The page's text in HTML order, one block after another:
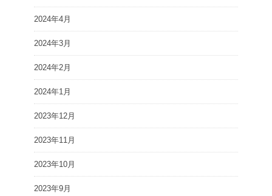
2024年4月
2024年3月
2024年2月
2024年1月
2023年12月
2023年11月
2023年10月
2023年9月